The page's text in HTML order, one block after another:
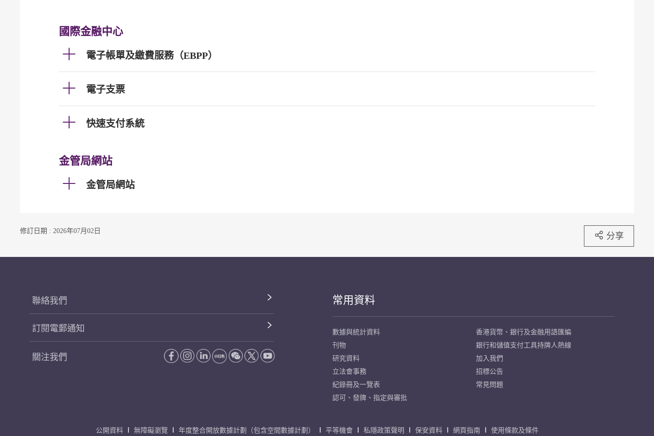
國際金融中心
電子帳單及繳費服務（EBPP）
電子支票
快速支付系統
金管局網站
金管局網站
修訂日期 : 2026年07月02日 分享
聯絡我們
訂閱電郵通知
關注我們
常用資料
數據與統計資料
刊物
研究資料
立法會事務
紀錄冊及一覽表
認可、發牌、指定與審批
香港貨幣、銀行及金融用語匯編
銀行和儲值支付工具持牌人熱線
加入我們
招標公告
常見問題
公開資料 無障礙瀏覽 年度整合開放數據計劃（包含空間數據計劃） 平等機會 私隱政策聲明 保安資料 網頁指南 使用條款及條件